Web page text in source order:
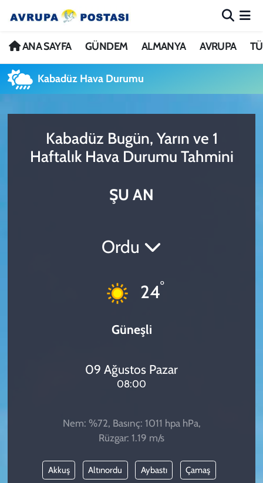
ANA SAYFA GÜNDEM ALMANYA AVRUPA
Kabadüz Hava Durumu
Kabadüz Bugün, Yarın ve 1
Haftalık Hava Durumu Tahmini
ŞU AN
Ordu
24°
Güneşli
09 Ağustos Pazar
08:00
Nem: %72, Basınç: 1011 hpa hPa,
Rüzgar: 1.19 m/s
Akkuş Altınordu Aybastı Çamaş
ANA SAYFA
GÜNDEM
AVRUPA
TÜRKİYE
Nöbetçi Eczaneler
Hava Durumu
Trafik Durumu
Avrupa Ligi Puan Durumu ve Fikstür